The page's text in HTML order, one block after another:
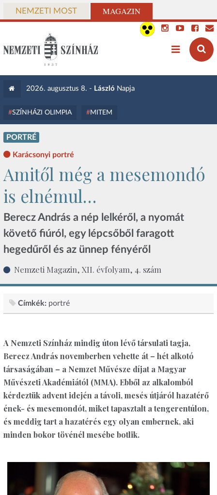
NEMZETI MOST MAGAZIN
2026. augusztus 8. - László Napja
SZÍNHÁZI OLIMPIA MITEM
PORTRÉ
Karácsonyi portré
Amitől még a mesemondó
is elnémul…
Berecz András a nép lelkéről, a nyomát
követő fiúról, egy lépcsőből faragott
hegedűről és az ünnep fényéről
Nemzeti Magazin, XII. évfolyam, 4. szám
Címkék: portré
A Nemzeti Színház mindig úton lévő társulati tagja,
Berecz András novemberben vehette át – hét alkotó
társaságában – a Nemzet Művésze díjat a Magyar
Művészeti Akadémiától (MMA). Ebből az alkalomból
kérdeztük advent idején a távoli, mesés útjáról hazatérő
ének- és mesemondót, miket tapasztalt a tengerentúlon,
és meddig tart a hazatérés egy olyan embernek, aki
minden bokor tövénél mesébe botlik.